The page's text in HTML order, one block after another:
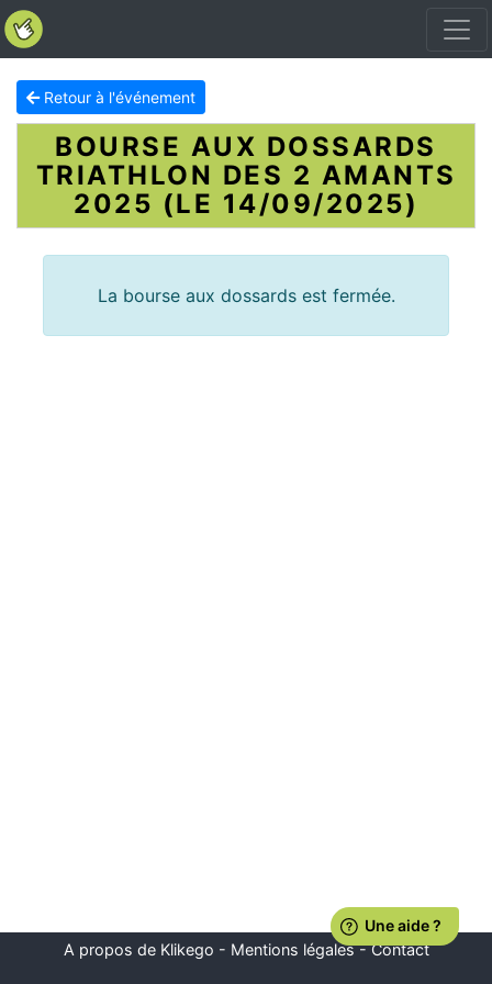
Retour à l'événement
BOURSE AUX DOSSARDS
TRIATHLON DES 2 AMANTS
2025 (LE 14/09/2025)
La bourse aux dossards est fermée.
A propos de Klikego - Mentions légales-Contact